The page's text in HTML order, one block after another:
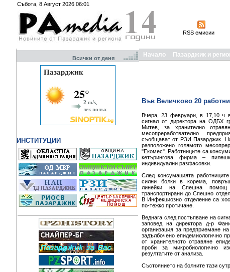
Събота, 8 Август 2026 06:01
RSS емисии
Всички от деня
ИНСТИТУЦИИ
Начало Пазарджик и
Във Величково 20
Вчера, 23 февруари, в 17,10 ч
сигнал от директора на ОДБХ
Митев, за хранително
месопреработвателно
съобщават от РЗИ Пазарджик.
разположено голямото
"Екомес". Работниците са
кетърингова фирма –
индивидуални разфасовки.
След консумацията
силни болки в корема,
линейки на Спешна
транспортирани до Спешно
В Инфекциозно отделение са
по-тежко протичане.
Веднага след постъпване на
заповед на директора д-р
организация за предприемане
задълбочено епидемиологично
от хранителното отравяне
проби за микробиологично
резултатите от анализа.
Състоянието на болните тази